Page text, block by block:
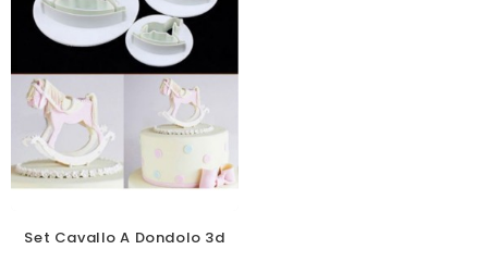
Set Cavallo A Dondolo 3d